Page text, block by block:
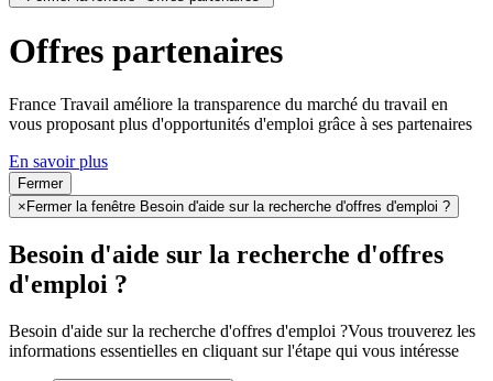
Offres partenaires
France Travail améliore la transparence du marché du travail en
vous proposant plus d'opportunités d'emploi grâce à ses partenaires
En savoir plus
Fermer
× Fermer la fenêtre Besoin d'aide sur la recherche d'offres d'emploi ?
Besoin d'aide sur la recherche d'offres
d'emploi ?
Besoin d'aide sur la recherche d'offres d'emploi ?Vous trouverez les
informations essentielles en cliquant sur l'étape qui vous intéresse